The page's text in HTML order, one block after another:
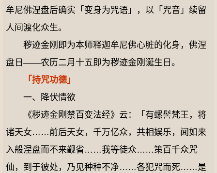
牟尼佛涅盘后确实「变身为咒语」，以「咒音」续留
人间渡化众生。
秽迹金刚即为本师释迦牟尼佛心脏的化身，佛涅
盘日——农历二月十五即为秽迹金刚诞生日。
「持咒功德」
一、降伏情欲
《秽迹金刚禁百变法经》云：「有螺髻梵王，将
诸天女……前后天女，千万亿众，共相娱乐，闻如来
入般涅盘而不来觐省……我等徒众……策百千众咒
仙，到于彼处，乃见种种不净……各犯咒而死……是